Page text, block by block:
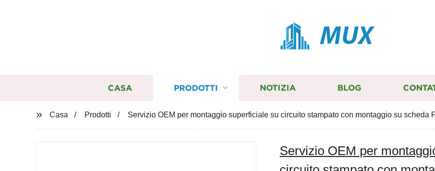
MUX
CASA PRODOTTI NOTIZIA BLOG
Casa Prodotti Servizio OEM per montaggio superficiale su circuito stampato con montaggio su scheda
Servizio OEM per